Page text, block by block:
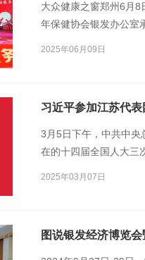
大众健康之窗郑州6月
年保健协会银发办公室
界代表出席大会。
2025年06月09日
习近平参加江苏代表
3月5日下午，中共中央
在的十四届全国人大三
2025年03月07日